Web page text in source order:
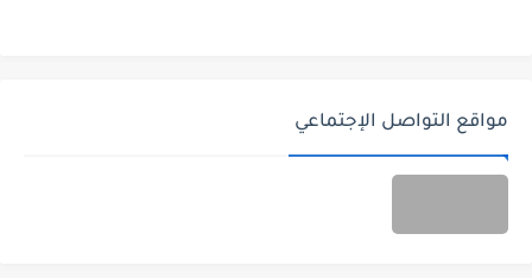
مواقع التواصل الإجتماعي